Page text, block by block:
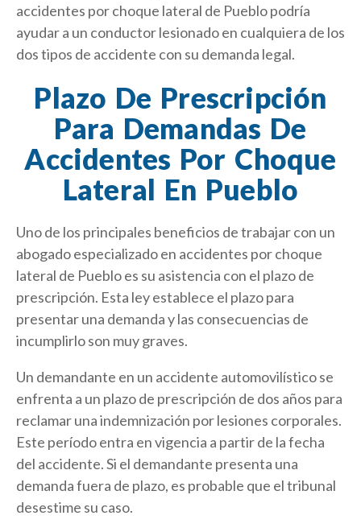
accidentes por choque lateral de Pueblo podría
ayudar a un conductor lesionado en cualquiera de los
dos tipos de accidente con su demanda legal.
Plazo De Prescripción
Para Demandas De
Accidentes Por Choque
Lateral En Pueblo
Uno de los principales beneficios de trabajar con un
abogado especializado en accidentes por choque
lateral de Pueblo es su asistencia con el plazo de
prescripción. Esta ley establece el plazo para
presentar una demanda y las consecuencias de
incumplirlo son muy graves.
Un demandante en un accidente automovilístico se
enfrenta a un plazo de prescripción de dos años para
reclamar una indemnización por lesiones corporales.
Este período entra en vigencia a partir de la fecha
del accidente. Si el demandante presenta una
demanda fuera de plazo, es probable que el tribunal
desestime su caso.